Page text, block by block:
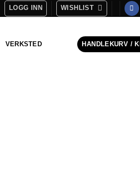
LOGG INN WISHLIST
VERKSTED HANDLEKURV /